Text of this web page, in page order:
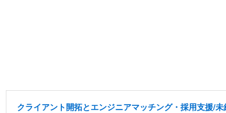
クライアント開拓とエンジニアマッチング・採用支援/